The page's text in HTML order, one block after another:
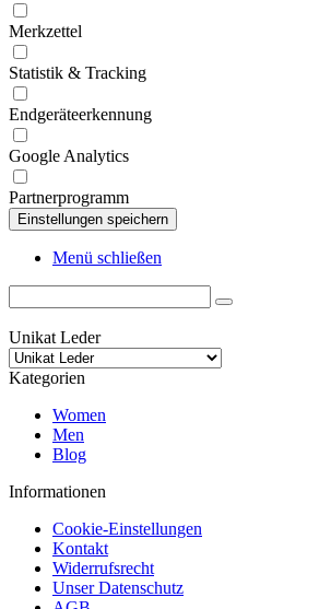
Merkzettel
Statistik & Tracking
Endgeräteerkennung
Google Analytics
Partnerprogramm
Menü schließen
Unikat Leder
Kategorien
Women
Men
Blog
Informationen
Cookie-Einstellungen
Kontakt
Widerrufsrecht
Unser Datenschutz